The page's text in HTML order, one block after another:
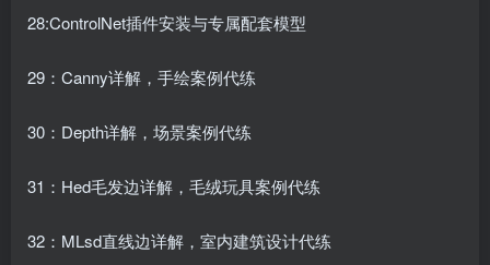
28:ControlNet插件安装与专属配套模型
29：Canny详解，手绘案例代练
30：Depth详解，场景案例代练
31：Hed毛发边详解，毛绒玩具案例代练
32：MLsd直线边详解，室内建筑设计代练